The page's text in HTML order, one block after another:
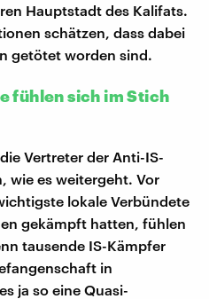
Hauptstadt des Kalifats.
schätzen, dass dabei
getötet worden sind.
fühlen sich im Stich
Vertreter der Anti-IS-
wie es weitergeht. Vor
lokale Verbündete
gekämpft hatten, fühlen
tausende IS-Kämpfer
in
ja so eine Quasi-